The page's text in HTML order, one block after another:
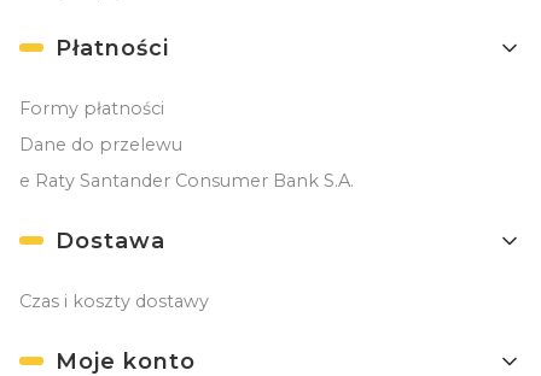
Płatności
Formy płatności
Dane do przelewu
e Raty Santander Consumer Bank S.A.
Dostawa
Czas i koszty dostawy
Moje konto